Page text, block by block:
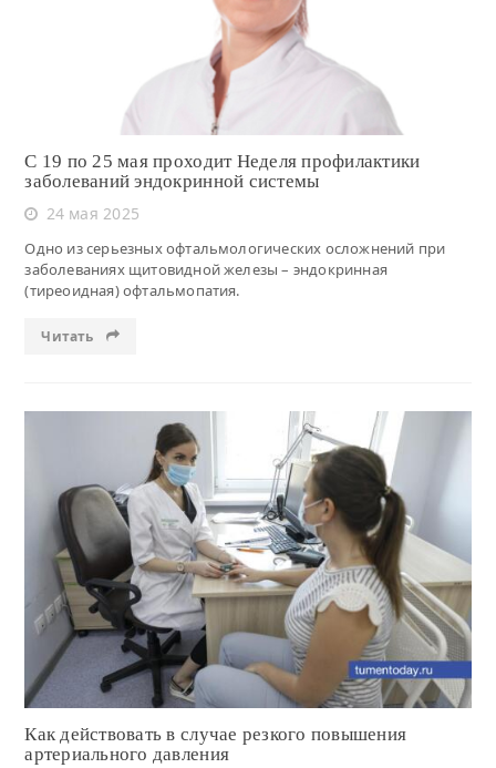
С 19 по 25 мая проходит Неделя профилактики
заболеваний эндокринной системы
24 мая 2025
Одно из серьезных офтальмологических осложнений при
заболеваниях щитовидной железы – эндокринная
(тиреоидная) офтальмопатия.
Читать
Читать
Как действовать в случае резкого повышения
артериального давления